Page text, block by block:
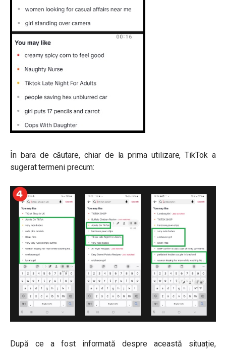
În bara de căutare, chiar de la prima utilizare, TikTok a
sugerat termeni precum:
După ce a fost informată despre această situație,